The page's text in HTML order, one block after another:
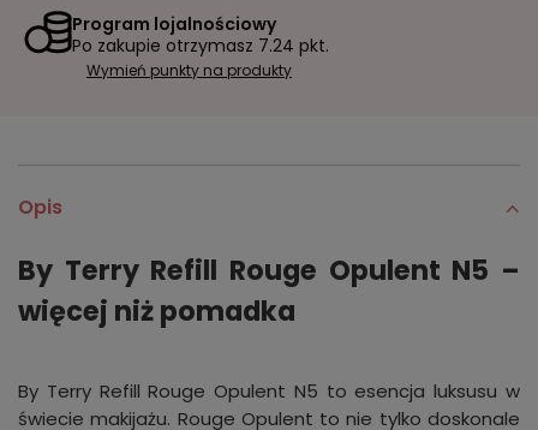
Program lojalnościowy
Po zakupie otrzymasz 7.24 pkt.
Wymień punkty na produkty
Opis
By Terry Refill Rouge Opulent N5 –
więcej niż pomadka
By Terry Refill Rouge Opulent N5 to esencja luksusu w
świecie makijażu. Rouge Opulent to nie tylko doskonale